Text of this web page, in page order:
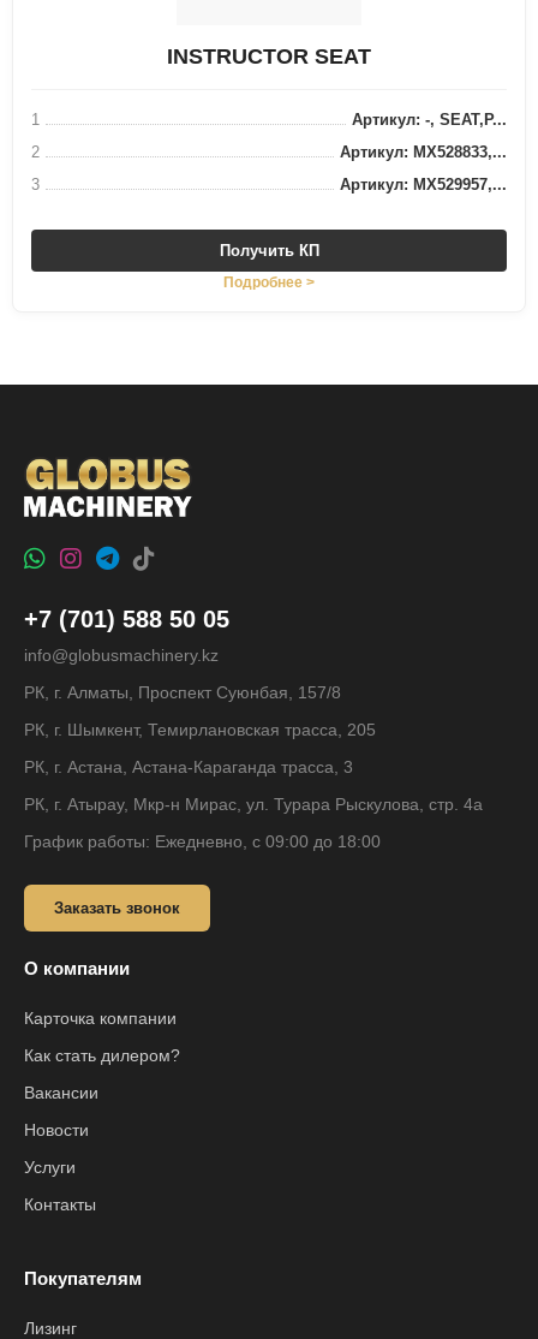
INSTRUCTOR SEAT
1
Артикул: -, SEAT,P...
2
Артикул: MX528833,...
3
Артикул: MX529957,...
Получить КП
Подробнее >
+7 (701) 588 50 05
info@globusmachinery.kz
РК, г. Алматы, Проспект Суюнбая, 157/8
РК, г. Шымкент, Темирлановская трасса, 205
РК, г. Астана, Астана-Караганда трасса, 3
РК, г. Атырау, Мкр-н Мирас, ул. Турара Рыскулова, стр. 4а
График работы: Ежедневно, с 09:00 до 18:00
Заказать звонок
О компании
Карточка компании
Как стать дилером?
Вакансии
Новости
Услуги
Контакты
Покупателям
Лизинг